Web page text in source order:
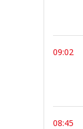
09:02
08:45